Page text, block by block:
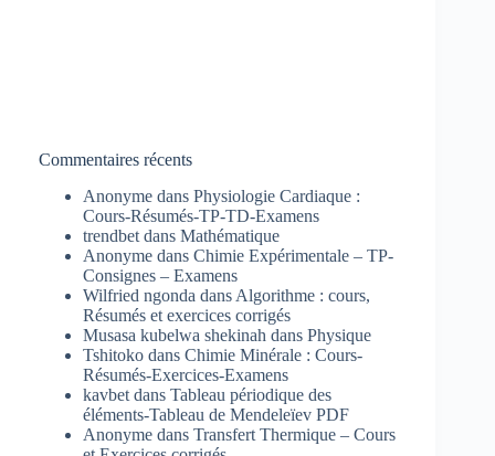
Commentaires récents
Anonyme dans Physiologie Cardiaque :
Cours-Résumés-TP-TD-Examens
trendbet dans Mathématique
Anonyme dans Chimie Expérimentale – TP-
Consignes – Examens
Wilfried ngonda dans Algorithme : cours,
Résumés et exercices corrigés
Musasa kubelwa shekinah dans Physique
Tshitoko dans Chimie Minérale : Cours-
Résumés-Exercices-Examens
kavbet dans Tableau périodique des
éléments-Tableau de Mendeleïev PDF
Anonyme dans Transfert Thermique – Cours